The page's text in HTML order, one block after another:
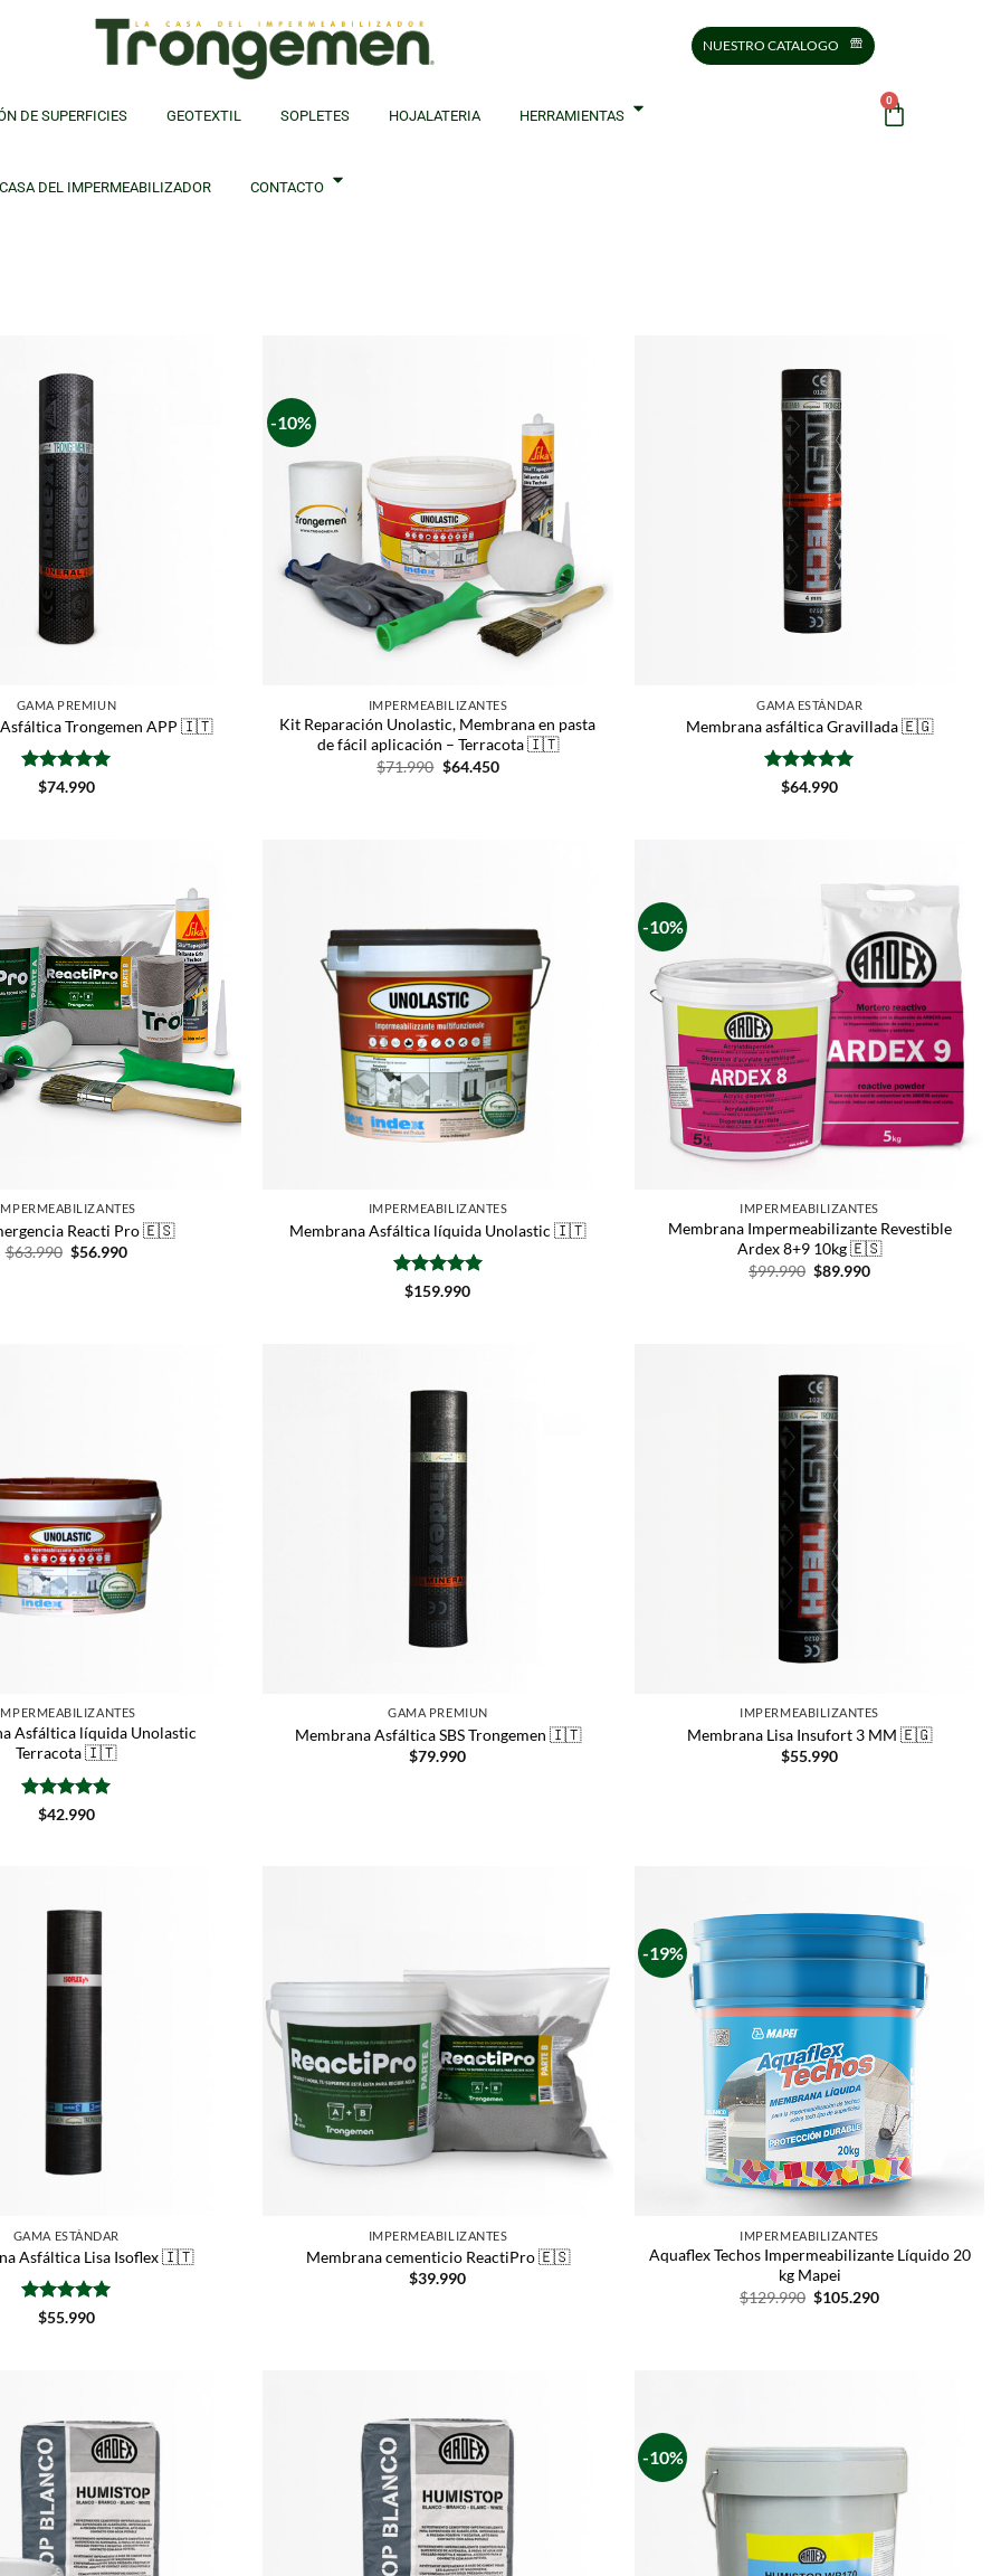
NUESTRO CATALOGO
DE SUPERFICIES GEOTEXTIL SOPLETES HOJALATERIA HERRAMIENTAS
DEL IMPERMEABILIZADOR CONTACTO
0
GAMA PREMIUN
Trongemen APP 🇮🇹
Valorado
$74.990
-10%
IMPERMEABILIZANTES
Kit Reparación Unolastic, Membrana en pasta
de fácil aplicación – Terracota 🇮🇹
$71.990 $64.450
GAMA ESTÁNDAR
Membrana asfáltica Gravillada 🇪🇬
Valorado
$64.990
Reacti Pro 🇪🇸
$63.990 $56.990
IMPERMEABILIZANTES
Membrana Asfáltica líquida Unolastic 🇮🇹
Valorado
$159.990
-10%
IMPERMEABILIZANTES
Membrana Impermeabilizante Revestible
Ardex 8+9 10kg 🇪🇸
$99.990 $89.990
Asfáltica líquida Unolastic
Terracota 🇮🇹
Valorado
$42.990
GAMA PREMIUN
Membrana Asfáltica SBS Trongemen 🇮🇹
$79.990
IMPERMEABILIZANTES
Membrana Lisa Insufort 3 MM 🇪🇬
$55.990
GAMA ESTÁNDAR
Asfáltica Lisa Isoflex 🇮🇹
Valorado
$55.990
IMPERMEABILIZANTES
Membrana cementicio ReactiPro 🇪🇸
$39.990
-19%
IMPERMEABILIZANTES
Aquaflex Techos Impermeabilizante Líquido 20
kg Mapei
$129.990 $105.290
-10%